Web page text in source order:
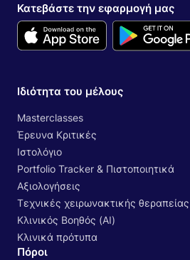
Κατεβάστε την εφαρμογή μας
Ιδιότητα του μέλους
Masterclasses
Έρευνα Κριτικές
Ιστολόγιο
Portfolio Tracker & Πιστοποιητικά
Αξιολογήσεις
Τεχνικές χειρωνακτικής θεραπείας
Κλινικός Βοηθός (AI)
Κλινικά πρότυπα
Πόροι